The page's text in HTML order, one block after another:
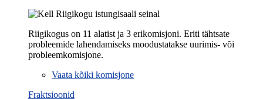
Riigikogus on 11 alatist ja 3 erikomisjoni. Eriti tähtsate
probleemide lahendamiseks moodustatakse uurimis- või
probleemkomisjone.
Vaata kõiki komisjone
Fraktsioonid